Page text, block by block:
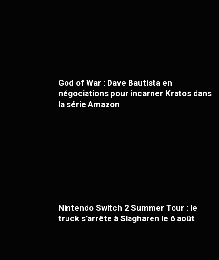
God of War : Dave Bautista en
négociations pour incarner Kratos dans
la série Amazon
Nintendo Switch 2 Summer Tour : le
truck s’arrête à Slagharen le 6 août